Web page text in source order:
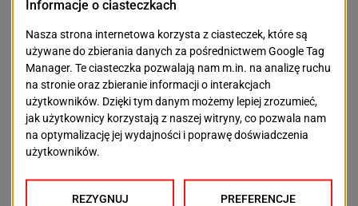
Pod pojęciem Łasztownia rozumie coś więcej, niż
tylko Bulwary. Podkreśla, że ludzie, którzy więcej o niej
wiedzą powinni o niej opowiadać mieszkańcom i
przejezdnym.